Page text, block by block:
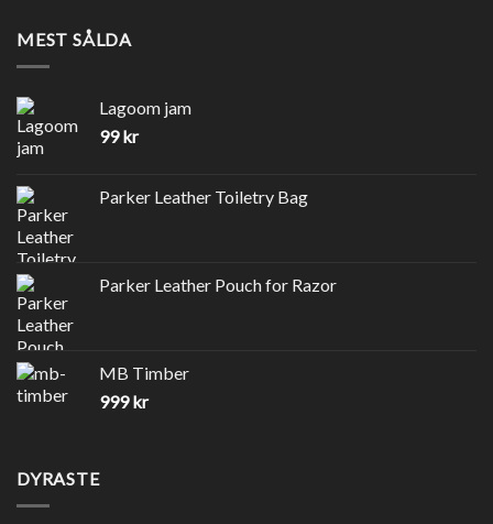
MEST SÅLDA
Lagoom jam
99kr
Parker Leather Toiletry Bag
Parker Leather Pouch for Razor
MB Timber
999kr
DYRASTE